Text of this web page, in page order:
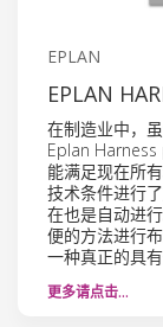
EPLAN
EPLAN
在制造业中，
Eplan Harness
能满足现在所
技术条件进行
在也是自动进
便的方法进行
一种真正的具
更多请点击…